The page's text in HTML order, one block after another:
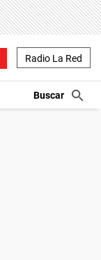
Radio La Red